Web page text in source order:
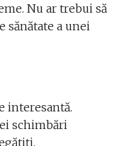
Nu ar trebui să
sănătate a unei
interesantă.
schimbări